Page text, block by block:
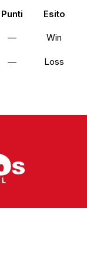
Punti Esito
— Win
— Loss